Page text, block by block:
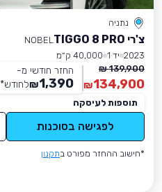
נתניה
צ'רי TIGGO 8 PRO
NOBEL
2023 יד 1
40,000 ק״מ
139,900 ₪
134,900
₪
החזר חודשי מ-
1,390
₪לחודש*
תוספות לעיסקה
לפגישה בסוכנות
*חישוב ההחזר מפורט בתקנון